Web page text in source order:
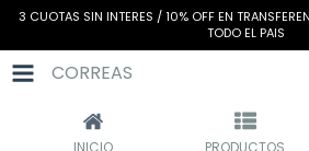
3 CUOTAS SIN INTERES / 10% OFF EN
TODO EL PAIS
CORREAS
INICIO PRODUCTOS